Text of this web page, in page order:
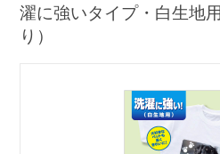
濯に強いタイプ・白生地
り）